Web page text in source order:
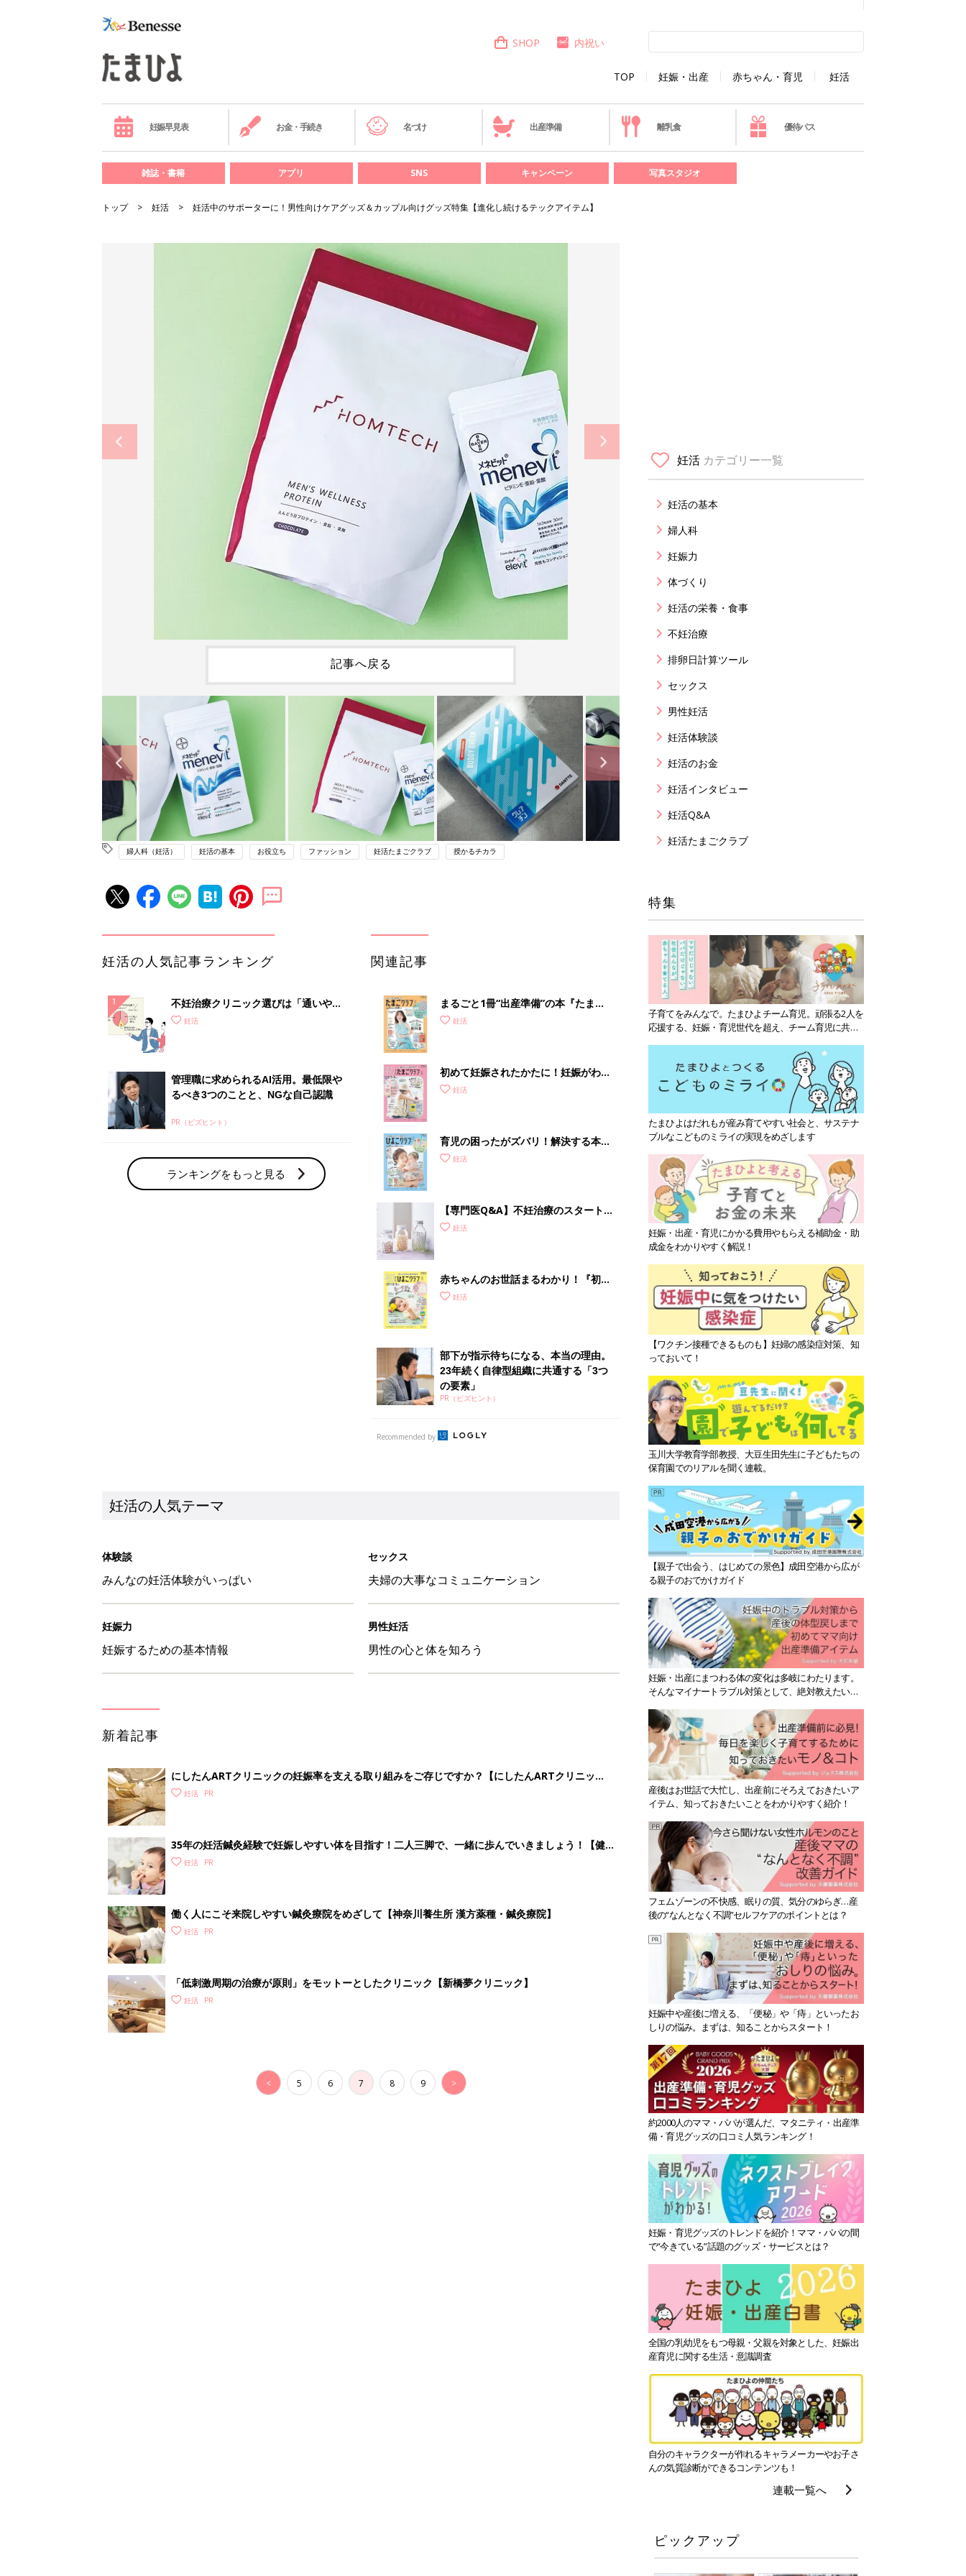
TOP 妊娠・出産 赤ちゃん・育児 妊活
SHOP 内祝い
妊娠早見表 お金・手続き 名づけ 出産準備 離乳食 優待パス
雑誌・書籍 アプリ SNS キャンペーン 写真スタジオ
トップ 妊活 妊活中のサポーターに！男性向けケアグッズ＆カップル向けグッズ特集【進化し続けるテックアイテム】
記事へ戻る
婦人科（妊活） 妊活の基本 お役立ち ファッション 妊活たまごクラブ 授かるチカラ
妊活の人気記事ランキング
不妊治療クリニック選びは「通いやす
さ」が大切！選び方、重要3カ条っ
妊活
管理職に求められるAI活用。最低限や
るべき3つのことと、NGな自己認識
PR（ビズヒント）
ランキングをもっと見る
関連記事
まるごと1冊“出産準備”の本『たまご
クラブ 夏号』〈スペシャル大特集〉
妊活
初めて妊娠されたかたに！妊娠がわか
ったら最初に読む本『初めてのたまご
妊活
育児の困ったがズバリ！解決する本
『ひよこクラブ 秋号』 4カ月～2才
妊活
【専門医Q&A】不妊治療のスタート
に、頼るべき必要な栄養素って？サプ
妊活
赤ちゃんのお世話まるわかり！『初め
てのひよこクラブ 夏号』〈巻頭大特
妊活
部下が指示待ちになる、本当の理由。
23年続く自律型組織に共通する「3つ
の要素」
PR（ビズヒント）
Recommended by
妊活の人気テーマ
体験談
みんなの妊活体験がいっぱい
セックス
夫婦の大事なコミュニケーション
妊娠力
妊娠するための基本情報
男性妊活
男性の心と体を知ろう
新着記事
にしたんARTクリニックの妊娠率を支える取り組みをご存じですか？【にしたんARTクリニッ
ク】妊活
35年の妊活鍼灸経験で妊娠しやすい体を目指す！二人三脚で、一緒に歩んでいきましょう！【健
美鍼灸院】
妊活
働く人にこそ来院しやすい鍼灸療院をめざして【神奈川養生所 漢方薬種・鍼灸療院】
妊活
「低刺激周期の治療が原則」をモットーとしたクリニック【新橋夢クリニック】
妊活
< 5 6 7 8 9 >
妊活 カテゴリー一覧
妊活の基本
婦人科
妊娠力
体づくり
妊活の栄養・食事
不妊治療
排卵日計算ツール
セックス
男性妊活
妊活体験談
妊活のお金
妊活インタビュー
妊活Q&A
妊活たまごクラブ
特集
子育てをみんなで。たまひよチーム育児。頑張る2人を
応援する、妊娠・育児世代を超え、チーム育児に共感
たまひよはだれもが産み育てやすい社会と、サステナ
ブルなこどものミライの実現をめざします
妊娠・出産・育児にかかる費用やもらえる補助金・助
成金をわかりやすく解説！
【ワクチン接種できるものも】妊婦の感染症対策、知
っておいて！
玉川大学教育学部教授、大豆生田先生に子どもたちの
保育園でのリアルを聞く連載。
【親子で出会う、はじめての景色】成田空港から広が
る親子のおでかけガイド
妊娠・出産にまつわる体の変化は多岐にわたります。
そんなマイナートラブル対策として、絶対教えたい！
産後はお世話で大忙し、出産前にそろえておきたいア
イテム、知っておきたいことをわかりやすく紹介！
フェムゾーンの不快感、眠りの質、気分のゆらぎ…産
後の“なんとなく不調”セルフケアのポイントとは？
妊娠中や産後に増える、「便秘」や「痔」といったお
しりの悩み。まずは、知ることからスタート！
約2000人のママ・パパが選んだ、マタニティ・出産準
備・育児グッズの口コミ人気ランキング！
妊娠・育児グッズのトレンドを紹介！ママ・パパの間
で“今きている”話題のグッズ・サービスとは？
全国の乳幼児をもつ母親・父親を対象とした、妊娠出
産育児に関する生活・意識調査
自分のキャラクターが作れるキャラメーカーやお子さ
んの気質診断ができるコンテンツも！
連載一覧へ
ピックアップ